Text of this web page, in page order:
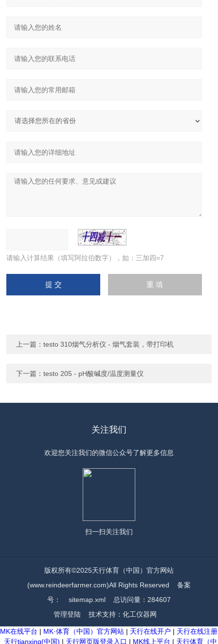
请输入计算结果（填写阿拉伯数字），如：三加四=7
上一篇：testo 310烟气分析仪 - 烟气套装，带打印机
下一篇：testo 205 - pH酸碱度/温度测量仪
关注我们
欢迎您关注我们的微信公众号了解更多信息
扫一扫关注我们
版权所有©2025天行体育（中国）官方网站
(www.reindeerfarmer.com)All Rights Reserved 备案
号：
sitemap.xml总访问量：284607
管理登陆技术支持： 化工仪器网
MK在线平台 | MK·体育（中国）官方网站 | 天行在线开户 | 天行在线注册
_天行tianxing(中国) | 天行网页版登录入口 | MK线上平台 | 天行体育（中